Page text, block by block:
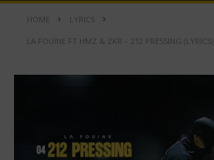
HOME LYRICS
LA FOUINE FT HMZ & ZKR – 212 PRESSING (LYRICS)